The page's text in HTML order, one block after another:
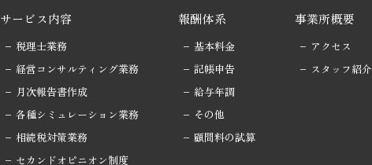
サービス内容
税理士業務
経営コンサルティング業務
月次報告書作成
各種シミュレーション業務
相続税対策業務
セカンドオピニオン制度
報酬体系
基本料金
記帳申告
給与年調
その他
顧問料の試算
事業所概要
アクセス
スタッフ紹介